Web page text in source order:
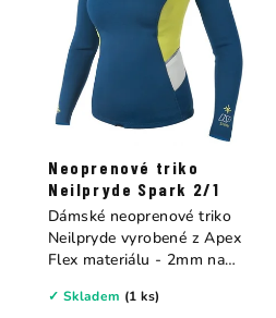
Neoprenové triko
Neilpryde Spark 2/1
✓ Skladem (1 ks)
Dámské neoprenové triko
Neilpryde vyrobené z Apex
Flex materiálu - 2mm na